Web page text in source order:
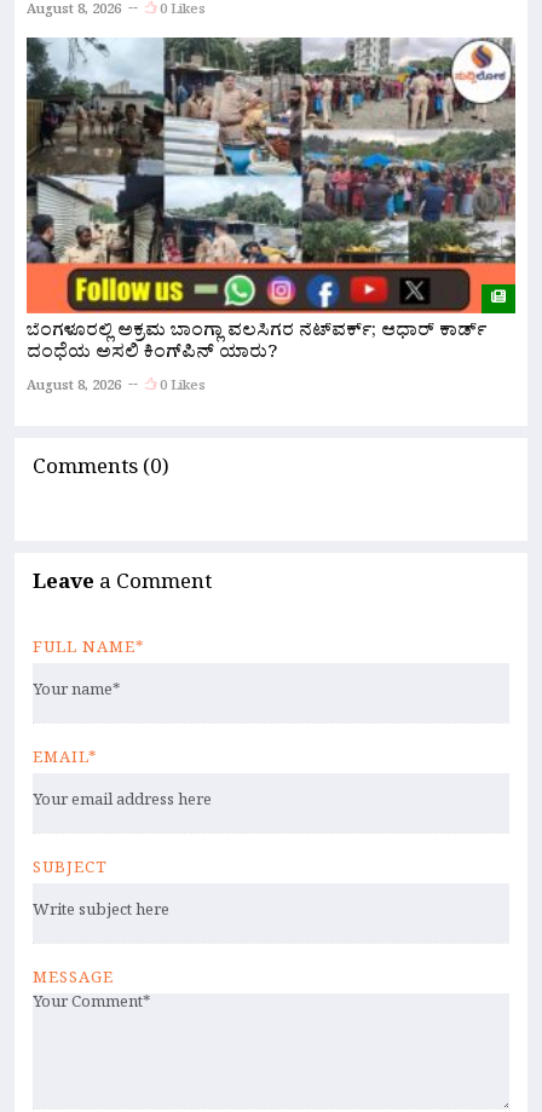
August 8, 2026 0 Likes
ಬೆಂಗಳೂರಲ್ಲಿ ಅಕ್ರಮ ಬಾಂಗ್ಲಾ ವಲಸಿಗರ ನೆಟ್‌ವರ್ಕ್; ಆಧಾರ್ ಕಾರ್ಡ್
ದಂಧೆಯ ಅಸಲಿ ಕಿಂಗ್‌ಪಿನ್ ಯಾರು?
August 8, 2026 0 Likes
Comments (0)
Leave a Comment
FULL NAME*
EMAIL*
SUBJECT
MESSAGE